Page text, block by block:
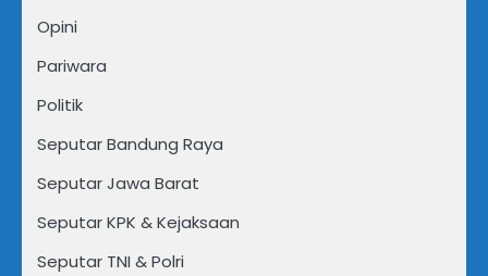
Opini
Pariwara
Politik
Seputar Bandung Raya
Seputar Jawa Barat
Seputar KPK & Kejaksaan
Seputar TNI & Polri